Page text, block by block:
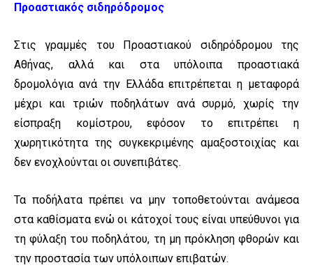
Προαστιακός σιδηρόδρομος
Στις γραμμές του Προαστιακού σιδηρόδρομου της
Αθήνας, αλλά και στα υπόλοιπα προαστιακά
δρομολόγια ανά την Ελλάδα επιτρέπεται η μεταφορά
μέχρι και τριών ποδηλάτων ανά συρμό, χωρίς την
είσπραξη κομίστρου, εφόσον το επιτρέπει η
χωρητικότητα της συγκεκριμένης αμαξοστοιχίας και
δεν ενοχλούνται οι συνεπιβάτες.
Τα ποδήλατα πρέπει να μην τοποθετούνται ανάμεσα
στα καθίσματα ενώ οι κάτοχοί τους είναι υπεύθυνοι για
τη φύλαξη του ποδηλάτου, τη μη πρόκληση φθορών και
την προστασία των υπόλοιπων επιβατών.